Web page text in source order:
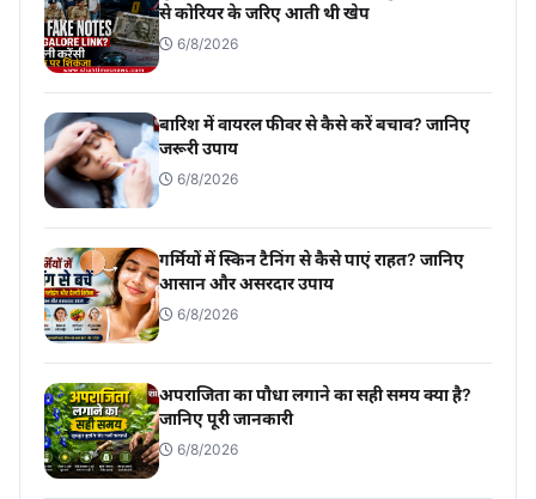
से कोरियर के जरिए आती थी खेप
6/8/2026
बारिश में वायरल फीवर से कैसे करें बचाव? जानिए
जरूरी उपाय
6/8/2026
गर्मियों में स्किन टैनिंग से कैसे पाएं राहत? जानिए
आसान और असरदार उपाय
6/8/2026
अपराजिता का पौधा लगाने का सही समय क्या है?
जानिए पूरी जानकारी
6/8/2026